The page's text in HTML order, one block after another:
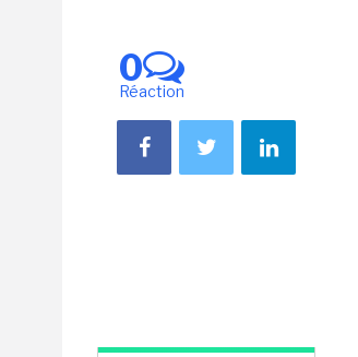
0
Réaction